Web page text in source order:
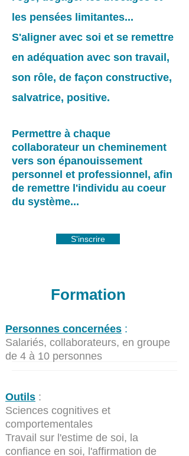
Formation
Personnes concernées :
Salariés, collaborateurs, en groupe
de 4 à 10 personnes
Outils :
Sciences cognitives et
comportementales
Travail sur l'estime de soi, la
confiance en soi, l'affirmation de
S'inscrire
les pensées limitantes...
S'aligner avec soi et se remettre
en adéquation avec son travail,
son rôle, de façon constructive,
salvatrice, positive.
Permettre à chaque
collaborateur un cheminement
vers son épanouissement
personnel et professionnel, afin
de remettre l'individu au coeur
du système...